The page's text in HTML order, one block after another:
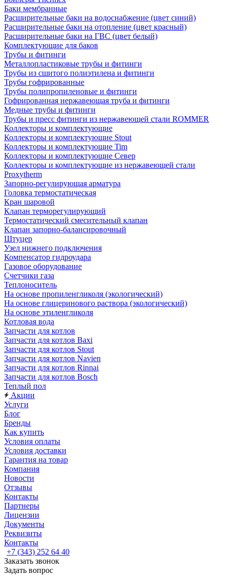
Баки мембранные
Расширительные баки на водоснабжение (цвет синий)
Расширительные баки на отопление (цвет красный)
Расширительные баки на ГВС (цвет белый)
Комплектующие для баков
Трубы и фитинги
Металлопластиковые трубы и фитинги
Трубы из сшитого полиэтилена и фитинги
Трубы гофрированные
Трубы полипропиленовые и фитинги
Гофрированная нержавеющая труба и фитинги
Медные трубы и фитинги
Трубы и пресс фитинги из нержавеющей стали ROMMER
Коллекторы и комплектующие
Коллекторы и комплектующие Stout
Коллекторы и комплектующие Tim
Коллекторы и комплектующие Север
Коллекторы и комплектующие из нержавеющей стали
Proxytherm
Запорно-регулирующая арматура
Головка термостатическая
Кран шаровой
Клапан терморегулирующий
Термостатический смесительный клапан
Клапан запорно-балансировочный
Штуцер
Узел нижнего подключения
Компенсатор гидроудара
Газовое оборудование
Счетчики газа
Теплоноситель
На основе пропиленгликоля (экологический)
На основе глицеринового раствора (экологический)
На основе этиленгликоля
Котловая вода
Запчасти для котлов
Запчасти для котлов Baxi
Запчасти для котлов Stout
Запчасти для котлов Navien
Запчасти для котлов Rinnai
Запчасти для котлов Bosch
Теплый пол
Акции
Услуги
Блог
Бренды
Как купить
Условия оплаты
Условия доставки
Гарантия на товар
Компания
Новости
Отзывы
Контакты
Партнеры
Лицензии
Документы
Реквизиты
Контакты
+7 (343) 252 64 40
Заказать звонок
Задать вопрос